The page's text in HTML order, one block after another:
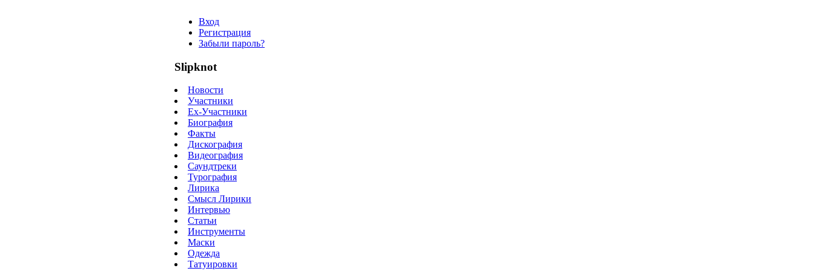
Вход
Регистрация
Забыли пароль?
Slipknot
Новости
Участники
Ex-Участники
Биография
Факты
Дискография
Видеография
Саундтреки
Турография
Лирика
Смысл Лирики
Интервью
Статьи
Инструменты
Маски
Одежда
Татуировки